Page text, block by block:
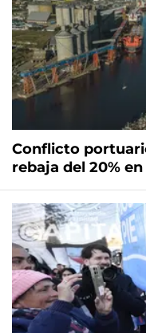
Conflicto
rebaja del 20%